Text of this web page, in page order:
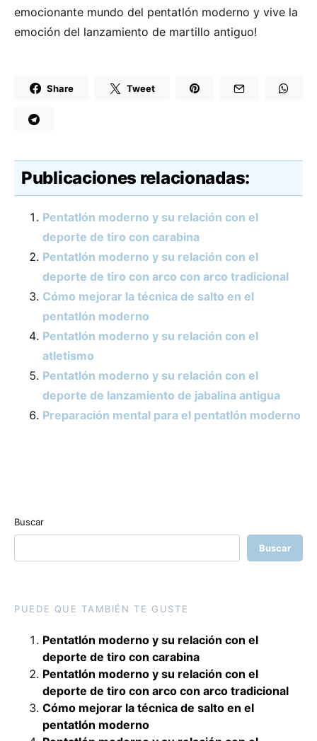
emocionante mundo del pentatlón moderno y vive la
emoción del lanzamiento de martillo antiguo!
Share Tweet
Publicaciones relacionadas:
Pentatlón moderno y su relación con el
deporte de tiro con carabina
Pentatlón moderno y su relación con el
deporte de tiro con arco con arco tradicional
Cómo mejorar la técnica de salto en el
pentatlón moderno
Pentatlón moderno y su relación con el
atletismo
Pentatlón moderno y su relación con el
deporte de lanzamiento de jabalina antigua
Preparación mental para el pentatlón moderno
Buscar
Buscar
PUEDE QUE TAMBIÉN TE GUSTE
Pentatlón moderno y su relación con el
deporte de tiro con carabina
Pentatlón moderno y su relación con el
deporte de tiro con arco con arco tradicional
Cómo mejorar la técnica de salto en el
pentatlón moderno